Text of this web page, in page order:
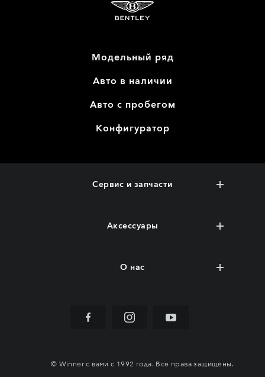
Модельный ряд
Авто в наличии
Авто с пробегом
Конфигуратор
Сервис и запчасти
Аксессуары
О нас
© Winner с вами с 1992 года. Все права защищены.